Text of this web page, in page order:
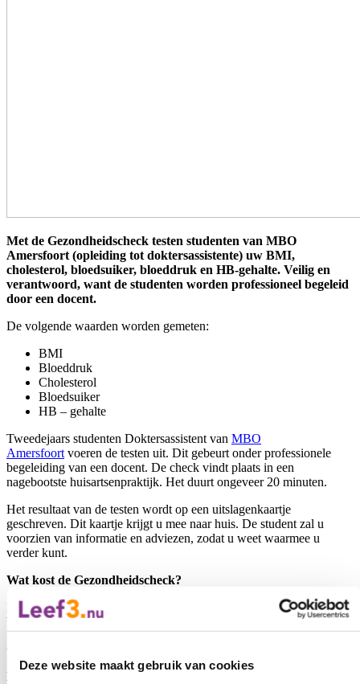
Deze website maakt gebruik van cookies
Met de Gezondheidscheck testen studenten van MBO
Amersfoort (opleiding tot doktersassistente) uw BMI,
cholesterol, bloedsuiker, bloeddruk en HB-gehalte. Veilig en
verantwoord, want de studenten worden professioneel begeleid
door een docent.
De volgende waarden worden gemeten:
BMI
Bloeddruk
Cholesterol
Bloedsuiker
HB – gehalte
Tweedejaars studenten Doktersassistent van MBO
Amersfoort voeren de testen uit. Dit gebeurt onder professionele
begeleiding van een docent. De check vindt plaats in een
nagebootste huisartsenpraktijk. Het duurt ongeveer 20 minuten.
Het resultaat van de testen wordt op een uitslagenkaartje
geschreven. Dit kaartje krijgt u mee naar huis. De student zal u
voorzien van informatie en adviezen, zodat u weet waarmee u
verder kunt.
Wat kost de Gezondheidscheck?
Het tarief bedraagt € 10,- voor leden van Leef3.nu. Niet-leden
betalen vanaf september € 20,-.
betalen bij de student.
Opgeven?
Klik op de locatie naar keuze.